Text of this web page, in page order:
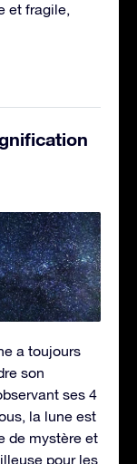
et fragile,
a toujours
son
ses 4
la lune est
de mystère et
pour les